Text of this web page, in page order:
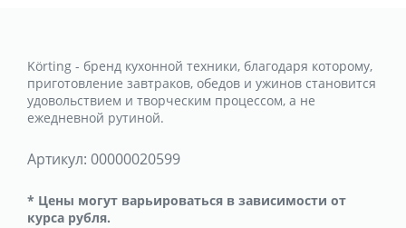
Körting - бренд кухонной техники, благодаря которому,
приготовление завтраков, обедов и ужинов становится
удовольствием и творческим процессом, а не
ежедневной рутиной.
Артикул: 00000020599
* Цены могут варьироваться в зависимости от
курса рубля.